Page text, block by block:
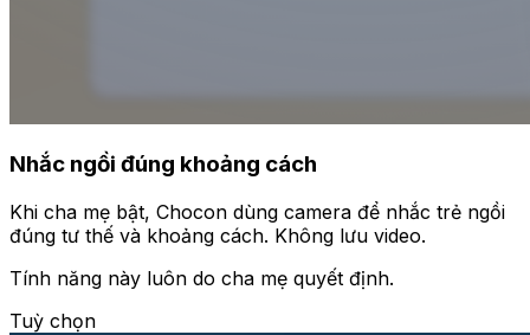
Nhắc ngồi đúng khoảng cách
Khi cha mẹ bật, Chocon dùng camera để nhắc trẻ ngồi
đúng tư thế và khoảng cách. Không lưu video.
Tính năng này luôn do cha mẹ quyết định.
Tuỳ chọn